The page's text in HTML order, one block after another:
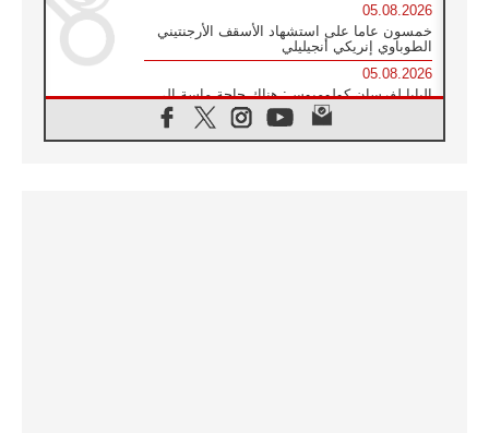
05.08.2026
خمسون عاما على استشهاد الأسقف الأرجنتيني
الطوباوي إنريكي أنجيليلي
05.08.2026
البابا لفرسان كولومبوس: هناك حاجة ماسة إلى
أنبياء تناغم يسعون إلى بناء الجسور
04.08.2026